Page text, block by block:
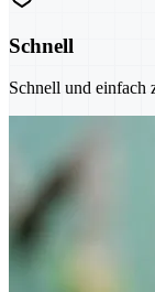
Schnell
Schnell und einfach